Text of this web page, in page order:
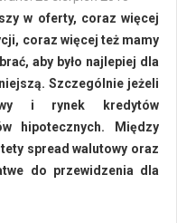
w oferty, coraz więcej
coraz więcej też mamy
aby było najlepiej dla
Szczególnie jeżeli
i rynek kredytów
hipotecznych. Między
spread walutowy oraz
do przewidzenia dla